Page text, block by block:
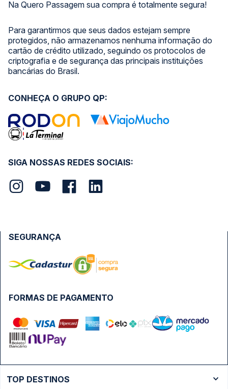
Na Quero Passagem sua compra é totalmente segura!
Para garantirmos que seus dados estejam sempre
protegidos, não armazenamos nenhuma informação do
cartão de crédito utilizado, seguindo os protocolos de
criptografia e de segurança das principais instituições
bancárias do Brasil.
SIGA NOSSAS REDES SOCIAIS:
CONHEÇA O GRUPO QP:
FORMAS DE PAGAMENTO
SEGURANÇA
TOP DESTINOS